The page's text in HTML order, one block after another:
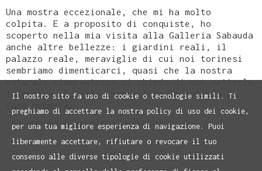
Una mostra eccezionale, che mi ha molto
colpita. E a proposito di conquiste, ho
scoperto nella mia visita alla Galleria Sabauda
anche altre bellezze: i giardini reali, il
palazzo reale, meraviglie di cui noi torinesi
sembriamo dimenticarci, quasi che la nostra
naturale riservatezza ci chieda di non metterle
in mostra. È bello invece fare la turista a
…ma questo è un altro argomento.
Il nostro sito fa uso di cookie o tecnologie simili. Ti
preghiamo di accettare la nostra policy di uso dei cookie,
per una tua migliore esperienza di navigazione. Puoi
liberamente accettare, rifiutare o revocare il tuo
consenso alle diverse tipologie di cookie utilizzati